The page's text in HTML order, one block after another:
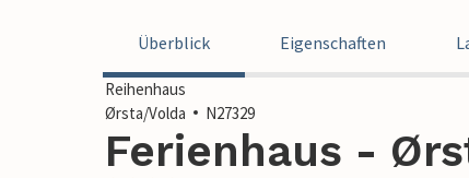
Überblick Eigenschaften
Reihenhaus
Ørsta/Volda
N27329
Ferienhaus -